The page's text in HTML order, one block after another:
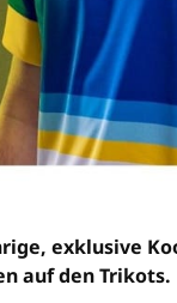
exklusive
auf den Trikots.